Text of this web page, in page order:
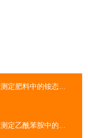
料中的铵态氮含量
酰苯胺中的氮含量